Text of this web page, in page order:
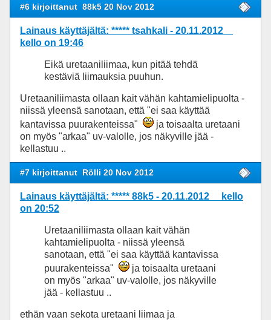
#6 kirjoittanut 88k5 20 Nov 2012
Lainaus käyttäjältä: ***** tsahkali - 20.11.2012
kello on 19:46
Eikä uretaaniliimaa, kun pitää tehdä
kestäviä liimauksia puuhun.
Uretaaniliimasta ollaan kait vähän kahtamielipuolta -
niissä yleensä sanotaan, että "ei saa käyttää
kantavissa puurakenteissa"
ja toisaalta uretaani
on myös "arkaa" uv-valolle, jos näkyville jää -
kellastuu ..
#7 kirjoittanut Rölli 20 Nov 2012
Lainaus käyttäjältä: ***** 88k5 - 20.11.2012 kello
on 20:52
Uretaaniliimasta ollaan kait vähän
kahtamielipuolta - niissä yleensä
sanotaan, että "ei saa käyttää kantavissa
puurakenteissa"
ja toisaalta uretaani
on myös "arkaa" uv-valolle, jos näkyville
jää - kellastuu ..
ethän vaan sekota uretaani liimaa ja